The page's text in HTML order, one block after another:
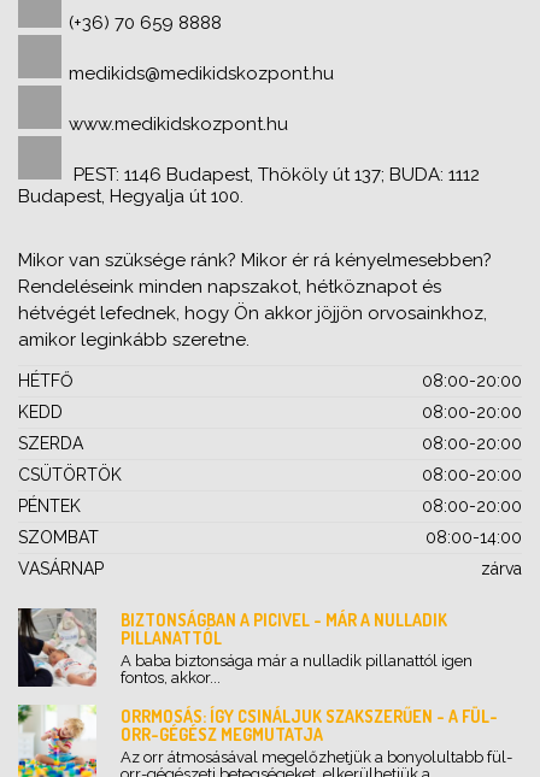
(+36) 70 659 8888
medikids@medikidskozpont.hu
www.medikidskozpont.hu
PEST: 1146 Budapest, Thököly út 137; BUDA: 1112
Budapest, Hegyalja út 100.
Mikor van szüksége ránk? Mikor ér rá kényelmesebben?
Rendeléseink minden napszakot, hétköznapot és
hétvégét lefednek, hogy Ön akkor jöjjön orvosainkhoz,
amikor leginkább szeretne.
HÉTFŐ
08:00-20:00
KEDD
08:00-20:00
SZERDA
08:00-20:00
CSÜTÖRTÖK
08:00-20:00
PÉNTEK
08:00-20:00
SZOMBAT
08:00-14:00
VASÁRNAP
zárva
BIZTONSÁGBAN A PICIVEL - MÁR A NULLADIK
PILLANATTÓL
A baba biztonsága már a nulladik pillanattól igen
fontos, akkor...
ORRMOSÁS: ÍGY CSINÁLJUK SZAKSZERŰEN - A FÜL-
ORR-GÉGÉSZ MEGMUTATJA
Az orr átmosásával megelőzhetjük a bonyolultabb fül-